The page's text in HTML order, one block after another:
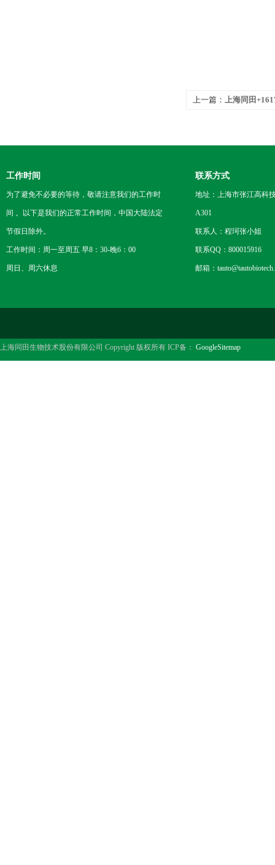
上一篇： 上海同田
工作时间
为了避免不必要的等待，敬请注意我们的工作时
间 。以下是我们的正常工作时间，中国大陆法定
节假日除外。
工作时间：周一至周五 早8：30-晚6：00
周日、周六休息
联系方式
地址：上海市张江高科
A301
联系人：程珂张小姐
联系QQ：800015916
邮箱：
上海同田生物技术股份有限公司 Copyright 版权所有 ICP备： GoogleSitemap